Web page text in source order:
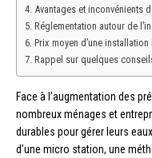
Avantages et inconvénients
Réglementation autour de
Prix moyen d’une
Rappel sur quelques
Face à l’augmentation des
nombreux ménages et
durables pour gérer leurs
d’une micro station, une